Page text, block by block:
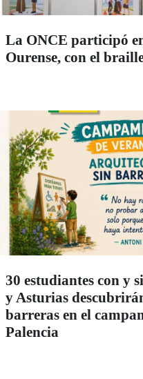
La ONCE participó
Ourense, con el
30 estudiantes con y
y Asturias
barreras en el
Palencia